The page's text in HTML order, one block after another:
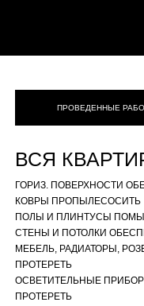
ГОРИЗ. ПОВЕРХНОСТИ
КОВРЫ ПРОПЫЛЕСОСИТЬ
ПОЛЫ И ПЛИНТУСЫ
СТЕНЫ И ПОТОЛКИ
МЕБЕЛЬ, РАДИАТОРЫ,
ПРОТЕРЕТЬ
ОСВЕТИТЕЛЬНЫЕ
ПРОТЕРЕТЬ
ВСЯ
ПРОВЕДЕННЫЕ